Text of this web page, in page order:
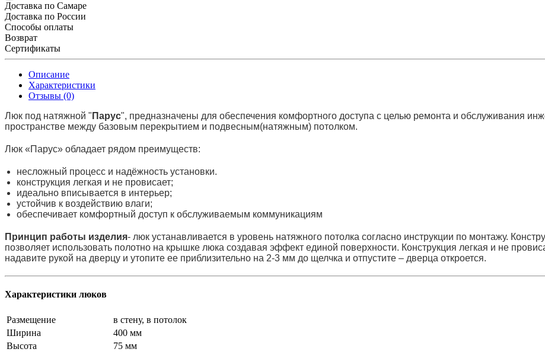
Доставка по Самаре
Доставка по России
Способы оплаты
Возврат
Сертификаты
Описание
Характеристики
Отзывы (0)
Люк под натяжной " Парус", предназначены для обеспечения комфортного доступа с целью ремонта и обслуживания
пространстве между базовым перекрытием и подвесным(натяжным) потолком.
Люк «Парус» обладает рядом преимуществ:
несложный процесс и надёжность установки.
конструкция легкая и не провисает;
идеально вписывается в интерьер;
устойчив к воздействию влаги;
обеспечивает комфортный доступ к обслуживаемым коммуникациям
Принцип работы изделия- люк устанавливается в уровень натяжного потолка согласно инструкции по монтажу.
позволяет использовать полотно на крышке люка создавая эффект единой поверхности. Конструкция легкая и не
надавите рукой на дверцу и утопите ее приблизительно на 2-3 мм до щелчка и отпустите – дверца откроется.
Характеристики люков
Размещение
в стену, в потолок
Ширина
400 мм
Высота
75 мм